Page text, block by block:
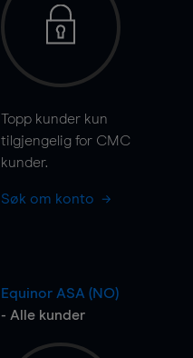
Topp kunder kun
tilgjengelig for CMC
kunder.
Søk om konto
Equinor ASA (NO)
- Alle kunder